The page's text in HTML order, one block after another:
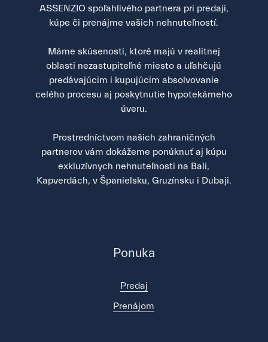
ASSENZIO spoľahlivého partnera pri predaji,
kúpe či prenájme vašich nehnuteľností.
Máme skúsenosti, ktoré majú v realitnej
oblasti nezastupiteľné miesto a uľahčujú
predávajúcim i kupujúcim absolvovanie
celého procesu aj poskytnutie hypotekárneho
úveru.
Prostredníctvom našich zahraničných
partnerov vám dokážeme ponúknuť aj kúpu
exkluzívnych nehnuteľnosti na Bali,
Kapverdách, v Španielsku, Gruzínsku i Dubaji.
Ponuka
Predaj
Prenájom